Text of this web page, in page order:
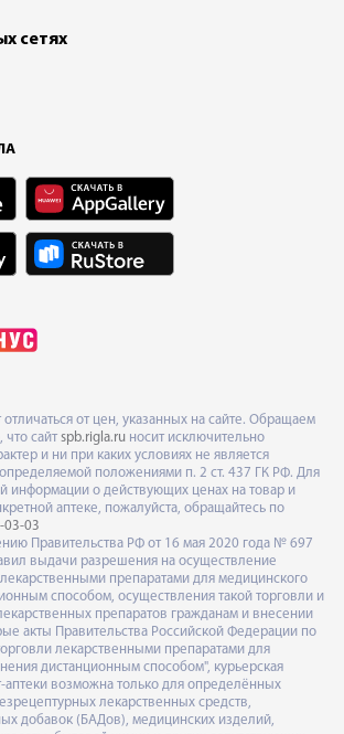
сетях
отличаться от цен, указанных на сайте. Обращаем
сайт spb.rigla.ru носит исключительно
и ни при каких условиях не является
положениями п. 2 ст. 437 ГК РФ. Для
информации о действующих ценах на товар и
аптеке, пожалуйста, обращайтесь по
03-03
Правительства РФ от 16 мая 2020 года № 697
выдачи разрешения на осуществление
препаратами для медицинского
способом, осуществления такой торговли и
препаратов гражданам и внесении
акты Правительства Российской Федерации по
лекарственными препаратами для
дистанционным способом", курьерская
аптеки возможна только для определённых
лекарственных средств,
добавок (БАДов), медицинских изделий,